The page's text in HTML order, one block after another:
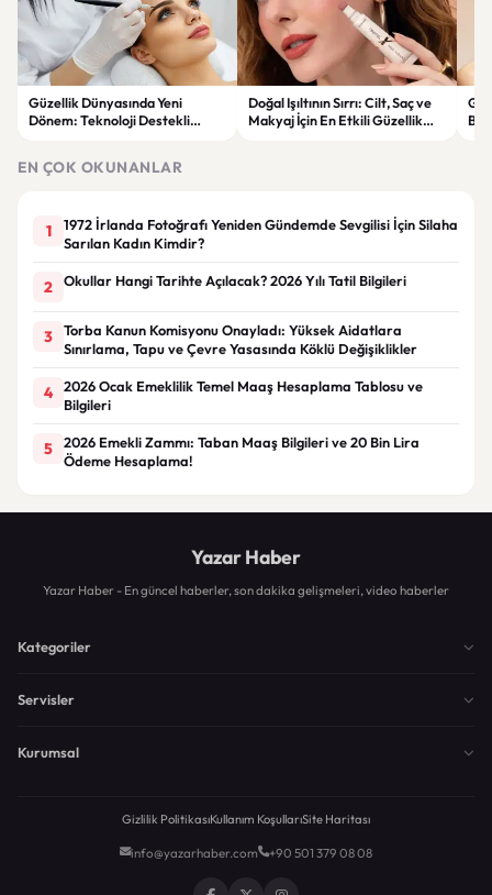
Güzellik Dünyasında Yeni
Dönem: Teknoloji Destekli
Doğal Işıltının Sırrı: Cilt, Saç ve
Makyaj İçin En Etkili Güzellik
EN ÇOK OKUNANLAR
1
1972 İrlanda Fotoğrafı Yeniden Gündemde Sevgilisi İçin Silaha
Sarılan Kadın Kimdir?
2 Okullar Hangi Tarihte Açılacak? 2026 Yılı Tatil Bilgileri
3
Torba Kanun Komisyonu Onayladı: Yüksek Aidatlara
Sınırlama, Tapu ve Çevre Yasasında Köklü Değişiklikler
4
2026 Ocak Emeklilik Temel Maaş Hesaplama Tablosu ve
Bilgileri
5
2026 Emekli Zammı: Taban Maaş Bilgileri ve 20 Bin Lira
Ödeme Hesaplama!
Yazar Haber
Yazar Haber - En güncel haberler, son dakika gelişmeleri, video haberler
Kategoriler
Servisler
Kurumsal
Gizlilik PolitikasıKullanım KoşullarıSite Haritası
info@yazarhaber.com +90 501 379 08 08